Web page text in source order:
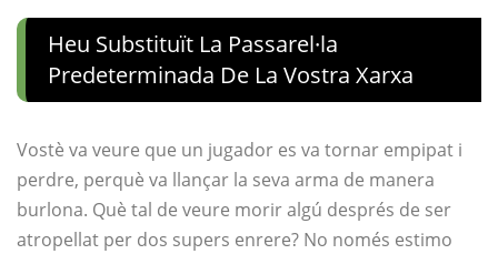
Heu Substituït La Passarel·la
Predeterminada De La Vostra Xarxa
Vostè va veure que un jugador es va tornar empipat i
perdre, perquè va llançar la seva arma de manera
burlona. Què tal de veure morir algú després de ser
atropellat per dos supers enrere? No només estimo